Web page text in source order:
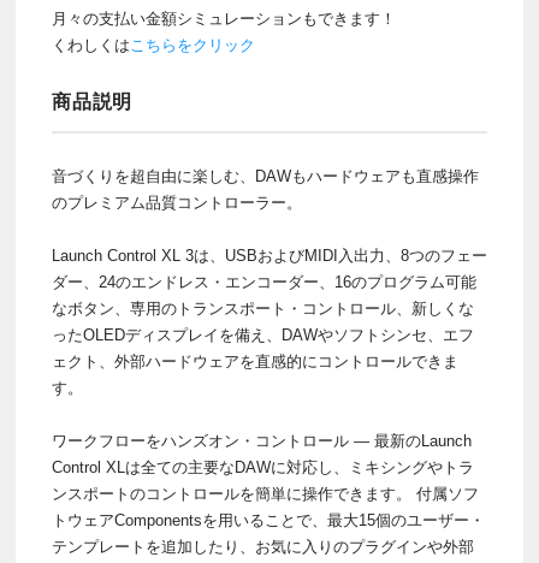
月々の支払い金額シミュレーションもできます！
くわしくはこちらをクリック
商品説明
音づくりを超自由に楽しむ、DAWもハードウェアも直感操作
のプレミアム品質コントローラー。
Launch Control XL 3は、USBおよびMIDI入出力、8つのフェー
ダー、24のエンドレス・エンコーダー、16のプログラム可能
なボタン、専用のトランスポート・コントロール、新しくな
ったOLEDディスプレイを備え、DAWやソフトシンセ、エフ
ェクト、外部ハードウェアを直感的にコントロールできま
す。
ワークフローをハンズオン・コントロール — 最新のLaunch
Control XLは全ての主要なDAWに対応し、ミキシングやトラ
ンスポートのコントロールを簡単に操作できます。 付属ソフ
トウェアComponentsを用いることで、最大15個のユーザー・
テンプレートを追加したり、お気に入りのプラグインや外部